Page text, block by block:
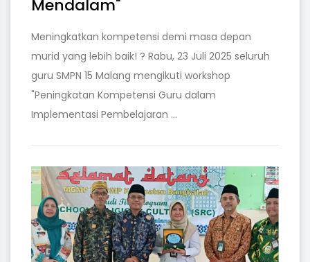
Mendalam"
Meningkatkan kompetensi demi masa depan
murid yang lebih baik! ? Rabu, 23 Juli 2025 seluruh
guru SMPN 15 Malang mengikuti workshop
"Peningkatan Kompetensi Guru dalam
Implementasi Pembelajaran ...